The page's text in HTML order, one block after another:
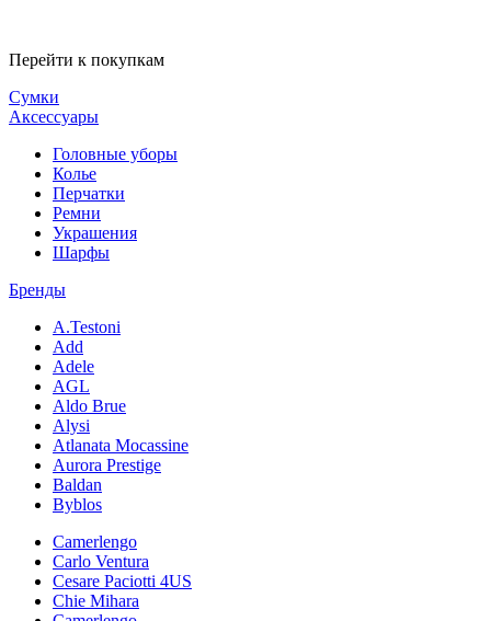
Перейти к покупкам
Сумки
Аксессуары
Головные уборы
Колье
Перчатки
Ремни
Украшения
Шарфы
Бренды
A.Testoni
Add
Adele
AGL
Aldo Brue
Alysi
Atlanata Mocassine
Aurora Prestige
Baldan
Byblos
Camerlengo
Carlo Ventura
Cesare Paciotti 4US
Chie Mihara